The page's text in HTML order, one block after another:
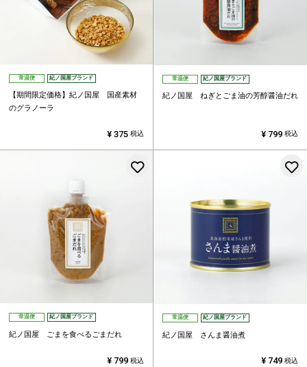
常温便 紀ノ国屋ブランド
【期間限定価格】紀ノ国屋 国産素材
のグラノーラ
¥ 375 税込
常温便 紀ノ国屋ブランド
紀ノ国屋 ねぎとごま油の芳醇醤油だれ
¥ 799 税込
常温便 紀ノ国屋ブランド
紀ノ国屋 ごまを食べるごまだれ
¥ 799 税込
常温便 紀ノ国屋ブランド
紀ノ国屋 さんま醤油煮
¥ 749 税込